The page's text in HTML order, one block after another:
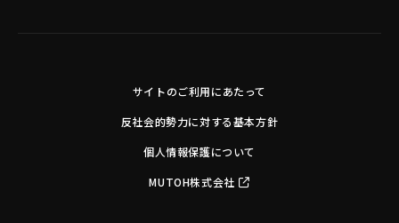
サイトのご利用にあたって
反社会的勢力に対する基本方針
個人情報保護について
MUTOH株式会社